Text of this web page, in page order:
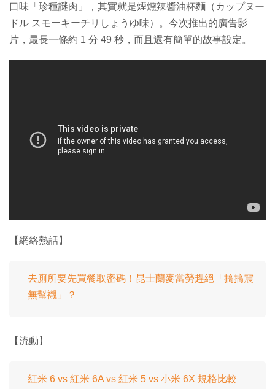
口味「珍種謎肉」，其實就是煙燻辣醬油杯麵（カップヌー
ドル スモーキーチリしょうゆ味）。今次推出的廣告影
片，最長一條約 1 分 49 秒，而且還有簡單的故事設定。
【網絡熱話】
去廁所要先買餐取密碼！昆士蘭麥當勞趕絕「搞搞震
無幫襯」？
【流動】
紅米 6 vs 紅米 6A vs 紅米 5 vs 小米 6X 規格比較